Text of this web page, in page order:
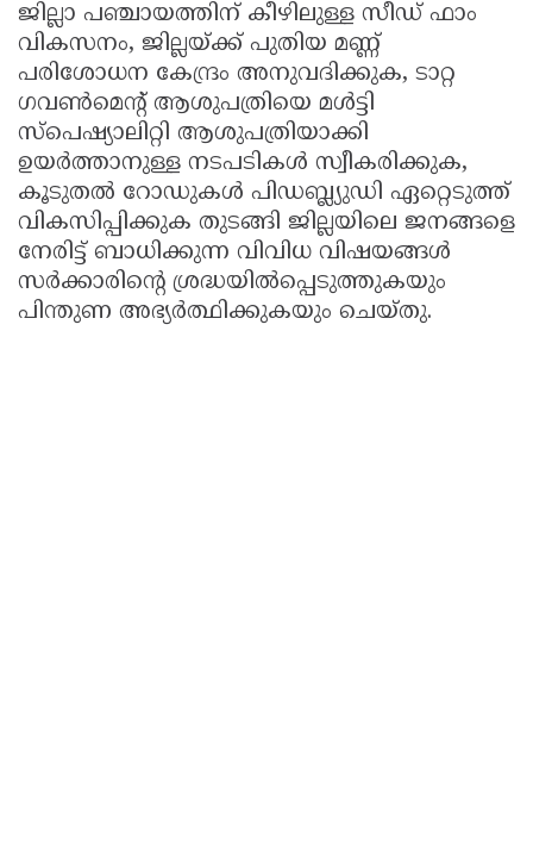
ജില്ലാ പഞ്ചായത്തിന് കീഴിലുള്ള സീഡ് ഫാം
വികസനം, ജില്ലയ്ക്ക് പുതിയ മണ്ണ്
പരിശോധന കേന്ദ്രം അനുവദിക്കുക, ടാറ്റ
ഗവൺമെൻ്റ് ആശുപത്രിയെ മൾട്ടി
സ്പെഷ്യാലിറ്റി ആശുപത്രിയാക്കി
ഉയർത്താനുള്ള നടപടികൾ സ്വീകരിക്കുക,
കൂടുതൽ റോഡുകൾ പിഡബ്ല്യുഡി ഏറ്റെടുത്ത്
വികസിപ്പിക്കുക തുടങ്ങി ജില്ലയിലെ ജനങ്ങളെ
നേരിട്ട് ബാധിക്കുന്ന വിവിധ വിഷയങ്ങൾ
സർക്കാരിൻ്റെ ശ്രദ്ധയിൽപ്പെടുത്തുകയും
പിന്തുണ അഭ്യർത്ഥിക്കുകയും ചെയ്തു.